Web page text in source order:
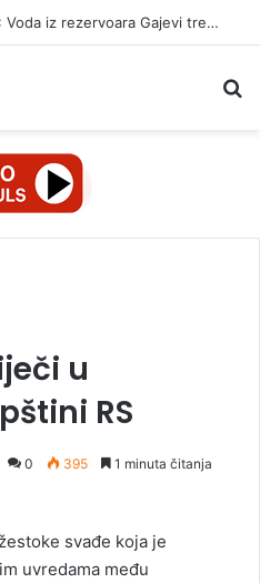
JP “KOMUNALNO BRČKO”: Voda iz rezervoara Gajevi trenutno nije za piće
u
RS
0 395 1 minuta čitanja
svađe koja je
uvredama među